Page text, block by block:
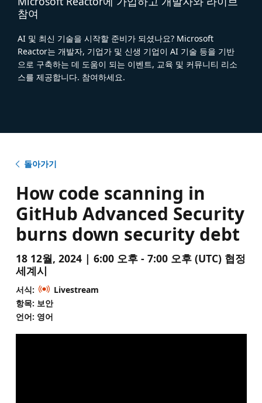
참여
AI 및 최신 기술을 시작할 준비가 되셨나요? Microsoft
Reactor는 개발자, 기업가 및 신생 기업이 AI 기술 등을 기반
으로 구축하는 데 도움이 되는 이벤트, 교육 및 커뮤니티 리소
스를 제공합니다. 참여하세요.
돌아가기
How code scanning in
GitHub Advanced Security
burns down security debt
18 12월, 2024 | 6:00 오후 - 7:00 오후 (UTC) 협정
세계시
서식:
Livestream
항목: 보안
언어: 영어